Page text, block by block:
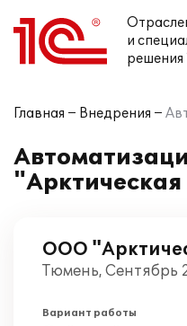
и
решения
Главная Внедрения
ООО
Тюмень, Сентябрь
Вариант работы